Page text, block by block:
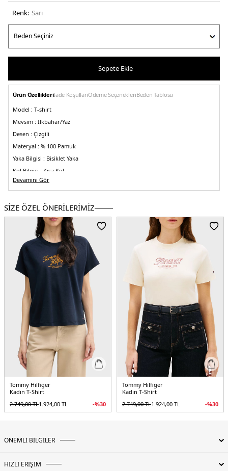
Renk: sari
Sepete Ekle
Ürün Özellikleriİade KoşullarıÖdeme SeçenekleriBeden Tablosu
Model : T-shirt
Mevsim : İlkbahar/Yaz
Desen : Çizgili
Materyal : % 100 Pamuk
Yaka Bilgisi : Bisiklet Yaka
Kol Bilgisi : Kısa Kol
Kalıp Bilgisi :Slim Fit
2DEWW0WW405870FR.68
Devamını Gör
SİZE ÖZEL ÖNERİLERİMİZ
Tommy Hilfiger
Kadın T-Shirt
2.749,00TL1.924,00 TL -%30
Tommy Hilfiger
Kadın T-Shirt
2.749,00TL1.924,00 TL -%30
ÖNEMLİ BİLGİLER
HIZLI ERİŞİM